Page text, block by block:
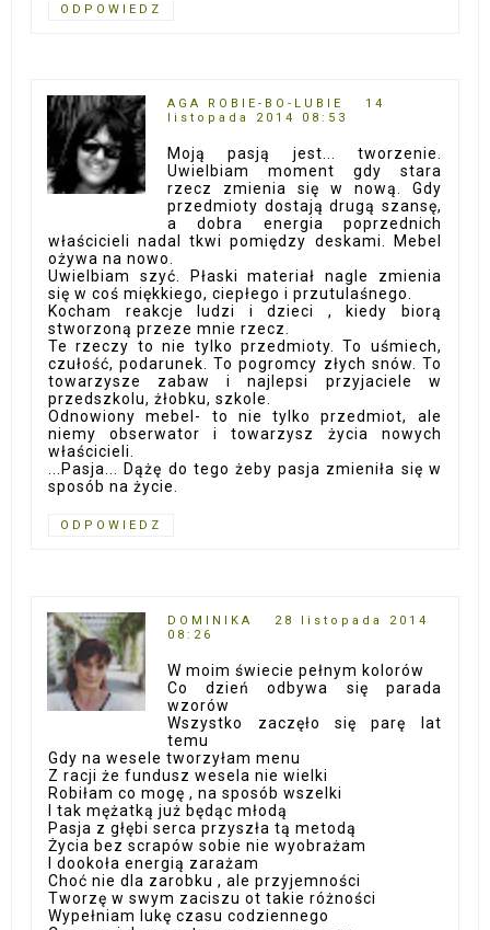
ODPOWIEDZ
AGA ROBIE-BO-LUBIE
14
listopada 2014 08:53
Moją pasją jest... tworzenie.
Uwielbiam moment gdy stara
rzecz zmienia się w nową. Gdy
przedmioty dostają drugą szansę,
a dobra energia poprzednich
właścicieli nadal tkwi pomiędzy deskami. Mebel
ożywa na nowo.
Uwielbiam szyć. Płaski materiał nagle zmienia
się w coś miękkiego, ciepłego i przutulaśnego.
Kocham reakcje ludzi i dzieci , kiedy biorą
stworzoną przeze mnie rzecz.
Te rzeczy to nie tylko przedmioty. To uśmiech,
czułość, podarunek. To pogromcy złych snów. To
towarzysze zabaw i najlepsi przyjaciele w
przedszkolu, żłobku, szkole.
Odnowiony mebel- to nie tylko przedmiot, ale
niemy obserwator i towarzysz życia nowych
właścicieli.
...Pasja... Dążę do tego żeby pasja zmieniła się w
sposób na życie.
ODPOWIEDZ
DOMINIKA
28 listopada 2014
08:26
W moim świecie pełnym kolorów
Co dzień odbywa się parada
wzorów
Wszystko zaczęło się parę lat
temu
Gdy na wesele tworzyłam menu
Z racji że fundusz wesela nie wielki
Robiłam co mogę , na sposób wszelki
I tak mężatką już będąc młodą
Pasja z głębi serca przyszła tą metodą
Życia bez scrapów sobie nie wyobrażam
I dookoła energią zarażam
Choć nie dla zarobku , ale przyjemności
Tworzę w swym zaciszu ot takie różności
Wypełniam lukę czasu codziennego